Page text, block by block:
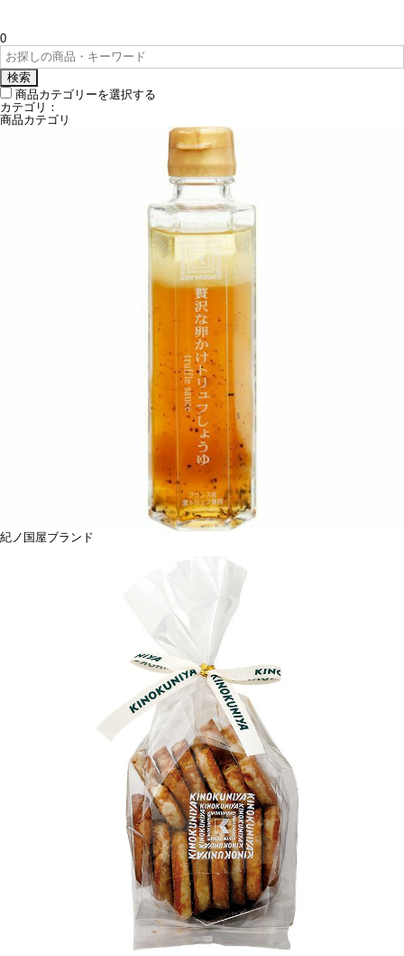
0
検索
商品カテゴリーを選択する
カテゴリ：
商品カテゴリ
紀ノ国屋ブランド